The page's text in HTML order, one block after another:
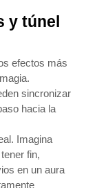
y túnel
efectos más
sincronizar
hacia la
Imagina
fin,
en un aura